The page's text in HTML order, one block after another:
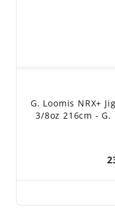
G. Loomis NRX+
3/8oz 216cm -